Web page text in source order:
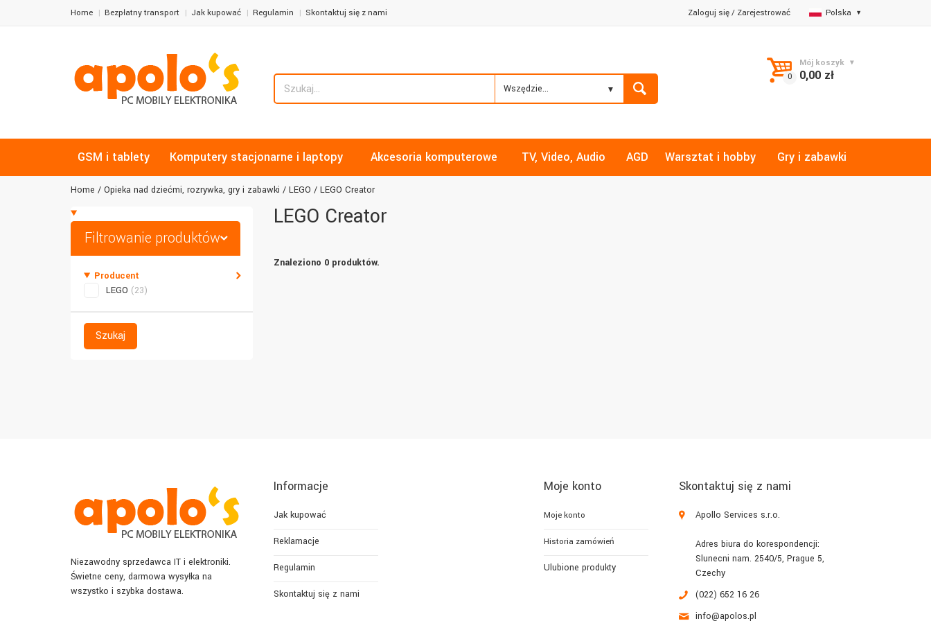
Home Bezpłatny transport Jak kupować Regulamin Skontaktuj się z nami Polska
Zaloguj się/ Zarejestrować
Wszędzie...
Mój koszyk
0,00 zł
GSM i tablety Komputery stacjonarne i laptopy Akcesoria komputerowe TV, Video, Audio AGD Warsztat i hobby Gry i zabawki
Home Opieka nad dziećmi, rozrywka, gry i zabawki LEGO LEGO Creator
Filtrowanie produktów
Producent
LEGO (23)
Szukaj
LEGO Creator
Znaleziono 0 produktów.
Niezawodny sprzedawca IT i elektroniki.
Świetne ceny, darmowa wysyłka na
wszystko i szybka dostawa.
Informacje
Jak kupować
Reklamacje
Regulamin
Skontaktuj się z nami
Moje konto
Moje konto
Historia zamówień
Ulubione produkty
Skontaktuj się z nami
Apollo Services s.r.o.
Adres biura do korespondencji:
Slunecni nam. 2540/5, Prague 5,
Czechy
(022) 652 16 26
info@apolos.pl